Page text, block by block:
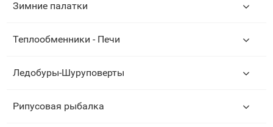
Зимние палатки
Теплообменники - Печи
Ледобуры-Шуруповерты
Рипусовая рыбалка